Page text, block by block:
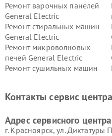
Ремонт варочных панелей
General Electric
Ремонт стиральных машин
General Electric
Ремонт микроволновых
печей General Electric
Ремонт сушильных машин
Electric
Контакты сервис центра
Адрес сервисного
г. Красноярск, ул. Диктатуры